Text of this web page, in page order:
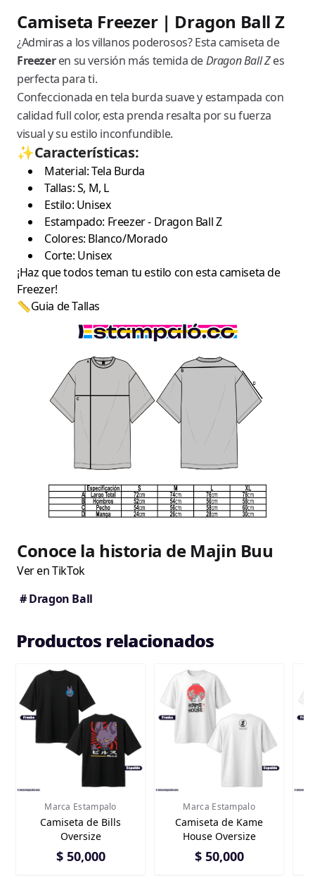
Camiseta Freezer | Dragon Ball Z
¿Admiras a los villanos poderosos? Esta camiseta de
Freezeren su versión más temida deDragon Ball Zes
perfecta para ti.
Confeccionada en tela burda suave y estampada con
calidad full color, esta prenda resalta por su fuerza
visual y su estilo inconfundible.
✨Características:
Material: Tela Burda
Tallas: S, M, L
Estilo: Unisex
Estampado: Freezer - Dragon Ball Z
Colores: Blanco/Morado
Corte: Unisex
¡Haz que todos teman tu estilo con esta camiseta de
Freezer!
📏Guia de Tallas
Conoce la historia de Majin Buu
Ver en TikTok
# Dragon Ball
Productos relacionados
Marca Estampalo
Camiseta de Bills
Oversize
$ 50,000
Marca Estampalo
Camiseta de Kame
House Oversize
$ 50,000